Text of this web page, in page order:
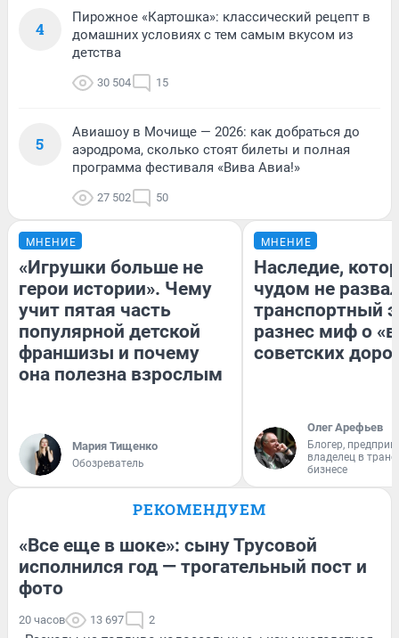
4
Пирожное «Картошка»: классический рецепт в
домашних условиях с тем самым вкусом из
детства
30 504 15
5
Авиашоу в Мочище — 2026: как добраться до
аэродрома, сколько стоят билеты и полная
программа фестиваля «Вива Авиа!»
27 502 50
МНЕНИЕ
«Игрушки больше не
герои истории». Чему
учит пятая часть
популярной детской
франшизы и почему
она полезна взрослым
Мария Тищенко
Обозреватель
МНЕНИЕ
Наследие,
чудом не
транспортный
разнес миф о
советских
Олег Арефьев
Блогер,
владелец в
бизнесе
РЕКОМЕНДУЕМ
«Все еще в шоке»: сыну Трусовой
исполнился год — трогательный пост и
фото
20 часов 13 697 2